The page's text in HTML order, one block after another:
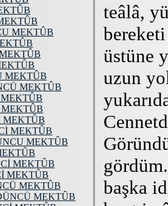
MEKTÛB
MEKTÛB
MEKTÛB
MEKTÛB
MEKTÛB
MEKTÛB
MEKTÛB
MEKTÛB
MEKTÛB
MEKTÛB